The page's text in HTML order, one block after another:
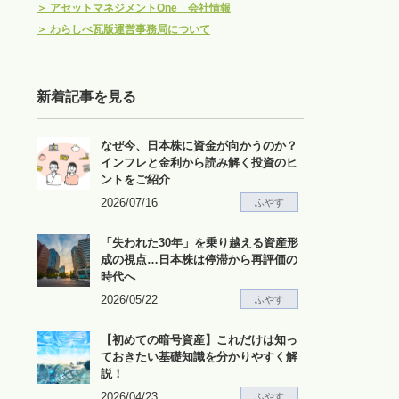
＞ アセットマネジメントOne 会社情報
＞ わらしべ瓦版運営事務局について
新着記事を見る
なぜ今、日本株に資金が向かうのか？
インフレと金利から読み解く投資のヒ
ントをご紹介
2026/07/16
ふやす
「失われた30年」を乗り越える資産形
成の視点…日本株は停滞から再評価の
時代へ
2026/05/22
ふやす
【初めての暗号資産】これだけは知っ
ておきたい基礎知識を分かりやすく解
説！
ふやす